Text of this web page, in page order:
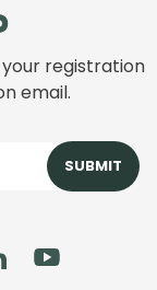
registration
email.